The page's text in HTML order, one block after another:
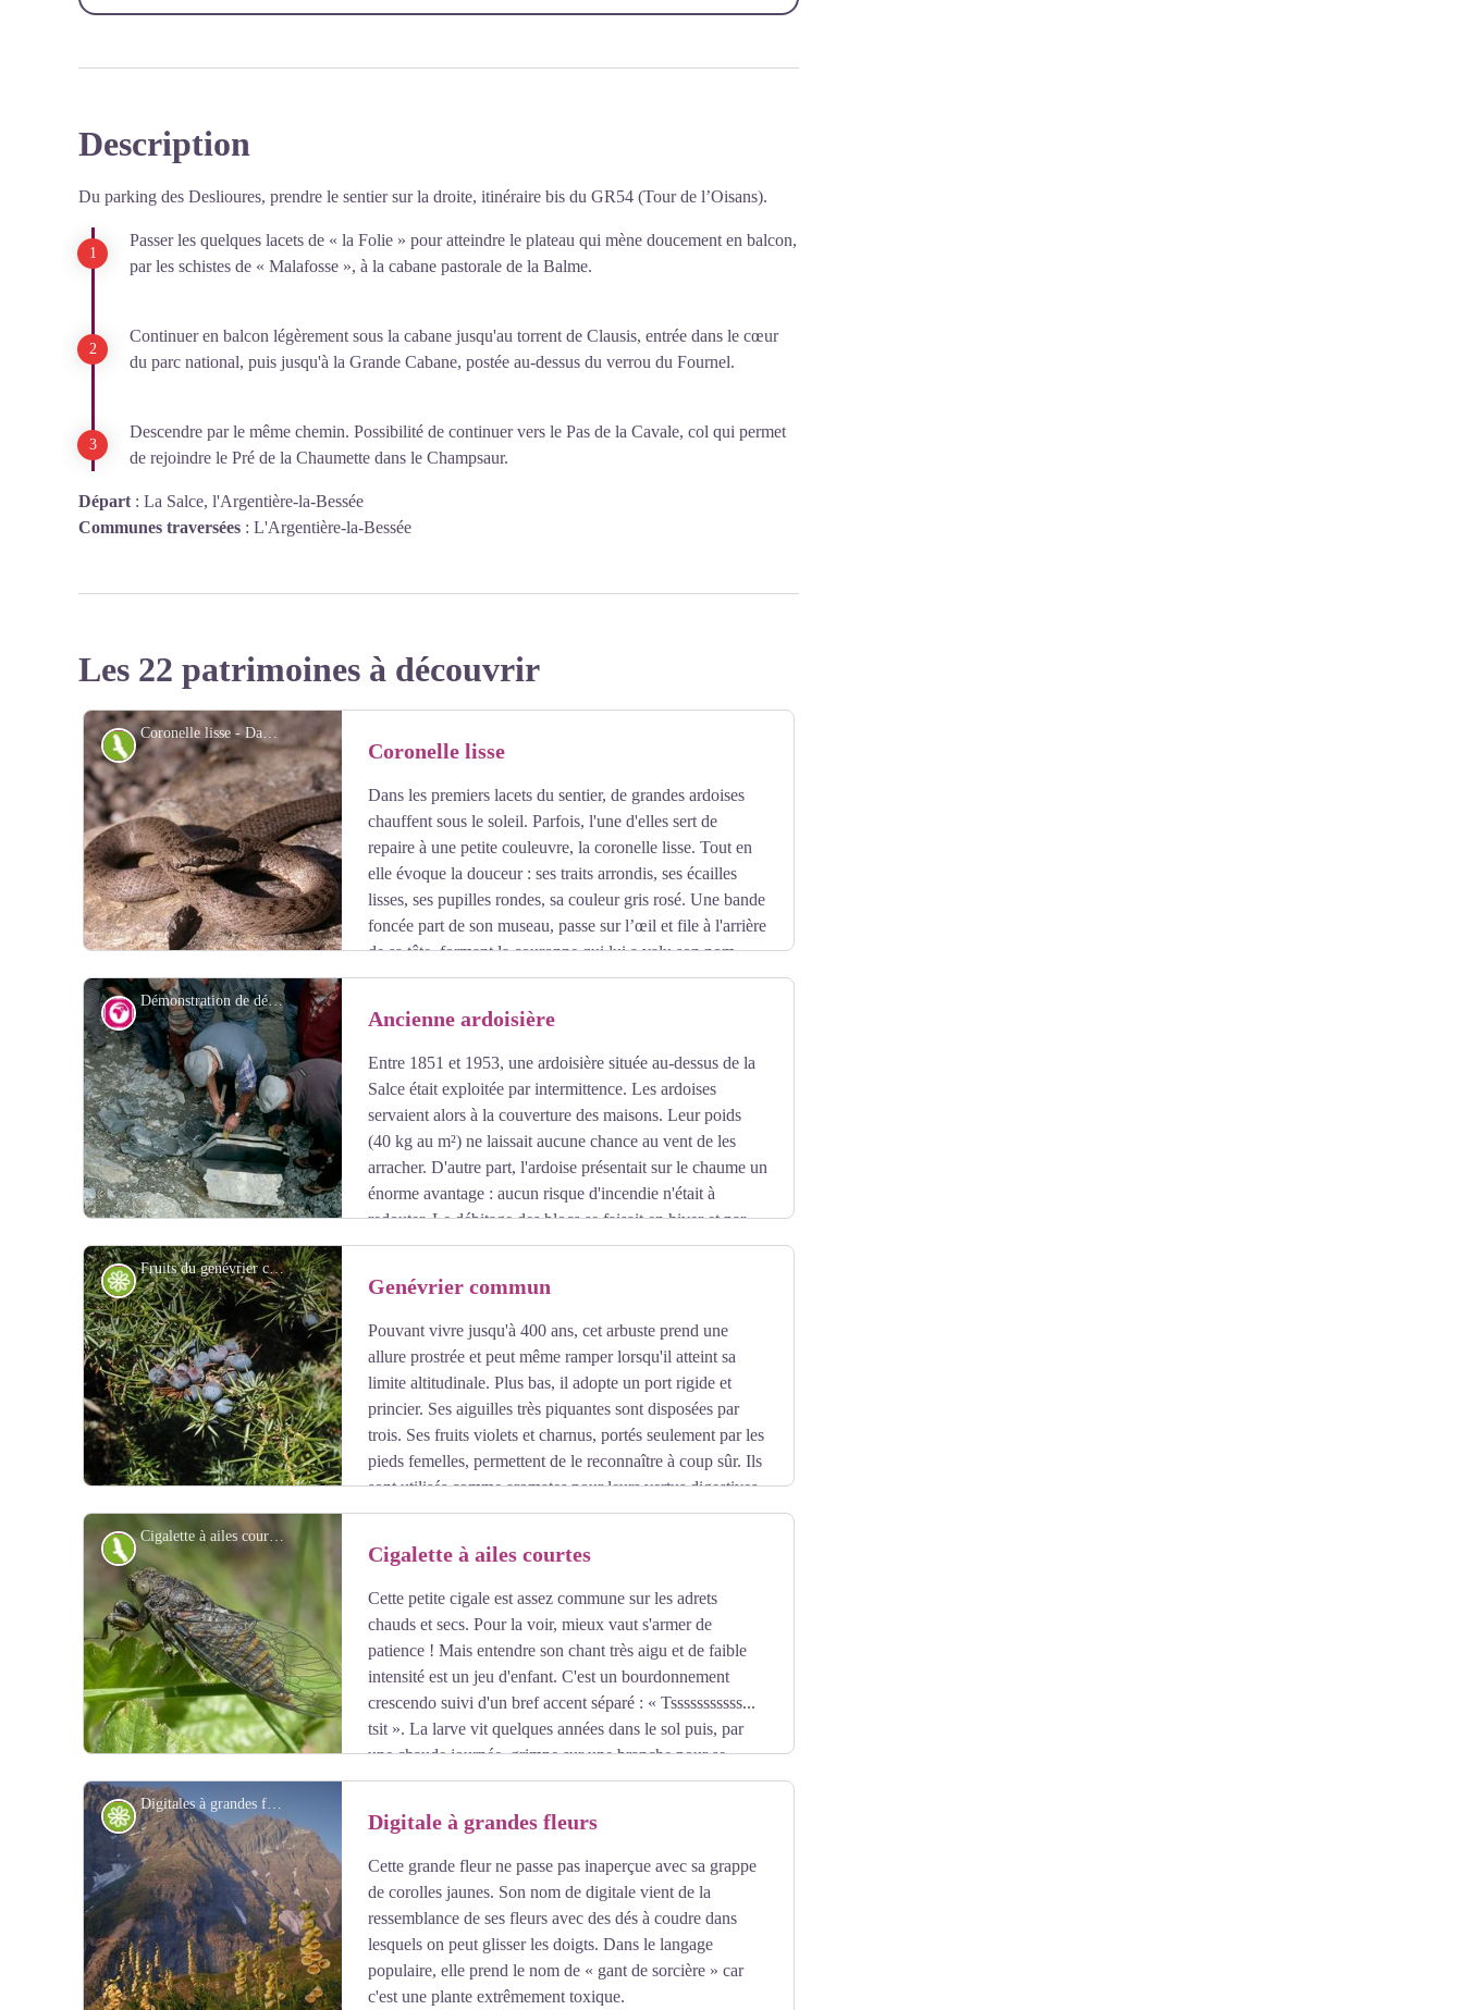
Description
Du parking des Deslioures, prendre le sentier sur la droite, itinéraire bis du GR54 (Tour de l’Oisans).
Passer les quelques lacets de « la Folie » pour atteindre le plateau qui mène doucement en balcon,
par les schistes de « Malafosse », à la cabane pastorale de la Balme.
Continuer en balcon légèrement sous la cabane jusqu'au torrent de Clausis, entrée dans le cœur
du parc national, puis jusqu'à la Grande Cabane, postée au-dessus du verrou du Fournel.
Descendre par le même chemin. Possibilité de continuer vers le Pas de la Cavale, col qui permet
de rejoindre le Pré de la Chaumette dans le Champsaur.
Départ : La Salce, l'Argentière-la-Bessée
Communes traversées : L'Argentière-la-Bessée
Les 22 patrimoines à découvrir
Coronelle lisse - Damien Combrisson - PNE
Voir l'image en plein écran
Faune Coronelle lisse
Dans les premiers lacets du sentier, de grandes ardoises
chauffent sous le soleil. Parfois, l'une d'elles sert de
repaire à une petite couleuvre, la coronelle lisse. Tout en
elle évoque la douceur : ses traits arrondis, ses écailles
lisses, ses pupilles rondes, sa couleur gris rosé. Une bande
foncée part de son museau, passe sur l’œil et file à l'arrière
de sa tête, formant la couronne qui lui a valu son nom.
Discrète et inoffensive, elle chasse les lézards qui se dorent au soleil et se cache au moindre
bruit.
Démonstration de débitage des ardoises à l'ardoisière de de la Salce - Yves Baret - PNE
Voir l'image en plein écran
Géologie et géographie Ancienne ardoisière
Entre 1851 et 1953, une ardoisière située au-dessus de la
Salce était exploitée par intermittence. Les ardoises
servaient alors à la couverture des maisons. Leur poids
(40 kg au m²) ne laissait aucune chance au vent de les
arracher. D'autre part, l'ardoise présentait sur le chaume un
énorme avantage : aucun risque d'incendie n'était à
redouter. Le débitage des blocs se faisait en hiver et par
conséquent cette activité était complémentaire des travaux agricoles.
Fruits du genévrier commun - Jean-Pierre Nicollet - PNE
Voir l'image en plein écran
Flore Genévrier commun
Pouvant vivre jusqu'à 400 ans, cet arbuste prend une
allure prostrée et peut même ramper lorsqu'il atteint sa
limite altitudinale. Plus bas, il adopte un port rigide et
princier. Ses aiguilles très piquantes sont disposées par
trois. Ses fruits violets et charnus, portés seulement par les
pieds femelles, permettent de le reconnaître à coup sûr. Ils
sont utilisés comme aromates pour leurs vertus digestives.
Les habitants des vallées briançonnaises croquaient ces baies contre les « coups de froid » et à
Freissinières, les vapeurs de bois de genévrier étaient préconisées contre le rhume.
Cigalette à ailes courtes - Damien Combrisson - PNE
Voir l'image en plein écran
Faune Cigalette à ailes courtes
Cette petite cigale est assez commune sur les adrets
chauds et secs. Pour la voir, mieux vaut s'armer de
patience ! Mais entendre son chant très aigu et de faible
intensité est un jeu d'enfant. C'est un bourdonnement
crescendo suivi d'un bref accent séparé : « Tsssssssssss...
tsit ». La larve vit quelques années dans le sol puis, par
une chaude journée, grimpe sur une branche pour se
transformer en insecte volant et chanteur pour les mâles. Parfois, on peut trouver une exuvie
sous un genévrier, enveloppe laissée par la larve après la mue.
Digitales à grandes fleurs - Jean-Philippe Telmon - PNE
Flore Digitale à grandes fleurs
Cette grande fleur ne passe pas inaperçue avec sa grappe
de corolles jaunes. Son nom de digitale vient de la
ressemblance de ses fleurs avec des dés à coudre dans
lesquels on peut glisser les doigts. Dans le langage
populaire, elle prend le nom de « gant de sorcière » car
c'est une plante extrêmement toxique.